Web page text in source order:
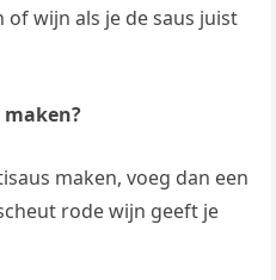
wijn als je de saus juist
maken, voeg dan een
rode wijn geeft je